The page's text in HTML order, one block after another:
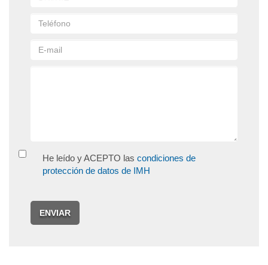
He leído y ACEPTO las condiciones de
protección de datos de IMH
ENVIAR